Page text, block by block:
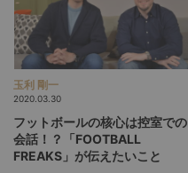
玉利 剛一
2020.03.30
フットボールの核心は控室での
会話！？「FOOTBALL
FREAKS」が伝えたいこと